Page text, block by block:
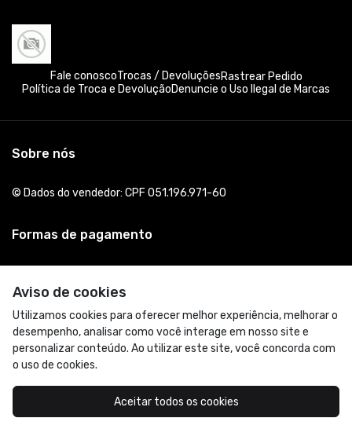
Aviso de cookies
Utilizamos cookies para oferecer melhor experiência, melhorar o
desempenho, analisar como você interage em nosso site e
personalizar conteúdo. Ao utilizar este site, você concorda com
o uso de cookies.
Aceitar todos os cookies
Fale conoscoTrocas / DevoluçõesRastrear Pedido
Política de Troca e DevoluçãoDenuncie o Uso Ilegal de Marcas
Sobre nós
© Dados do vendedor: CPF 051.196.971-60
Formas de pagamento
Acompanhe-nos: